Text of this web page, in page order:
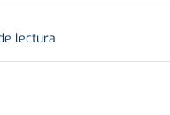
lectura